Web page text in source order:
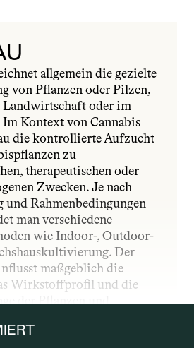
allgemein die gezielte
von Pflanzen oder Pilzen,
Landwirtschaft oder im
Im Kontext von Cannabis
die kontrollierte Aufzucht
zu
therapeutischen oder
Zwecken. Je nach
und Rahmenbedingungen
man verschiedene
wie Indoor-, Outdoor-
Der
maßgeblich die
Wirkstoffprofil und die
der Pflanzen und
Bereich – strengen